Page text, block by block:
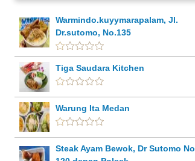
Warmindo.kuyymarapalam, Jl.
Dr.sutomo, No.135
Tiga Saudara Kitchen
Warung Ita Medan
Steak Ayam Bewok, Dr Sutomo No